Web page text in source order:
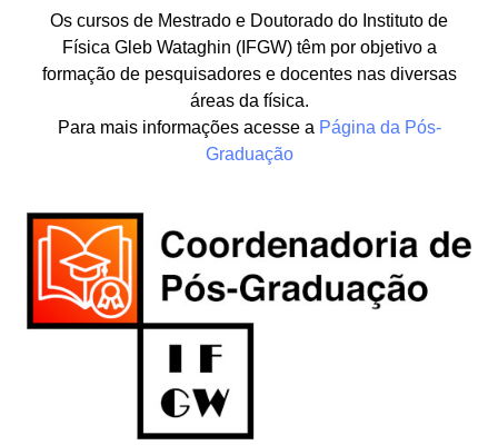
Os cursos de Mestrado e Doutorado do Instituto de
Física Gleb Wataghin (IFGW) têm por objetivo a
formação de pesquisadores e docentes nas diversas
áreas da física.
Para mais informações acesse a Página da Pós-
Graduação